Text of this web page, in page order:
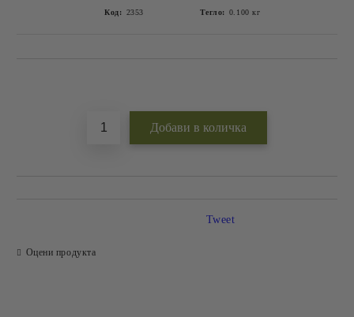
Код: 2353 Тегло: 0.100 кг
Оцени продукта
Tweet